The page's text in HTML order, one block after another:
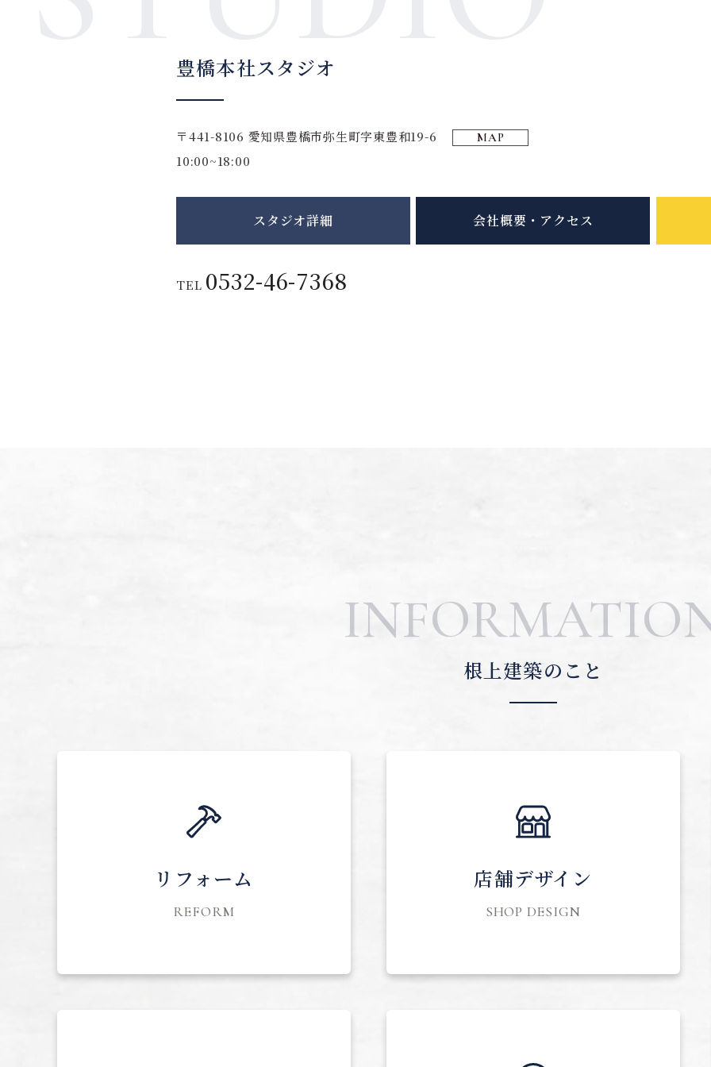
豊橋本社スタジオ
〒441-8106 愛知県豊橋市弥生町字東豊和19-6 MAP
10:00~18:00
スタジオ詳細 会社概要・アクセス
TEL 0532-46-7368
根上建築のこと
リフォーム
REFORM
店舗デザイン
SHOP DESIGN